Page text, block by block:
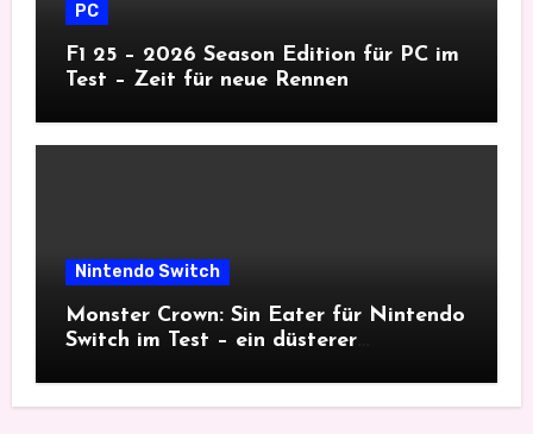
PC
F1 25 – 2026 Season Edition für PC im
Test – Zeit für neue Rennen
Nintendo Switch
Monster Crown: Sin Eater für Nintendo
Switch im Test – ein düsterer